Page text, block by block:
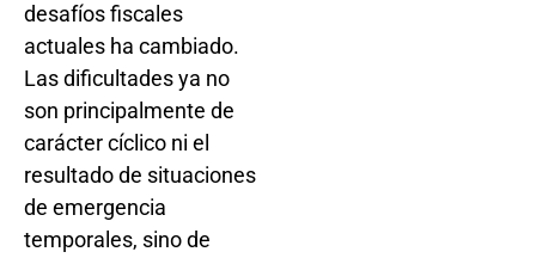
desafíos fiscales
actuales ha cambiado.
Las dificultades ya no
son principalmente de
carácter cíclico ni el
resultado de situaciones
de emergencia
temporales, sino de